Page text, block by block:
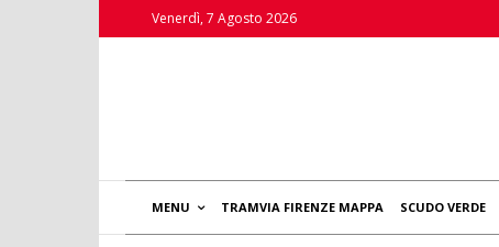
Venerdì, 7 Agosto 2026
MENU TRAMVIA FIRENZE MAPPA SCUDO VERDE